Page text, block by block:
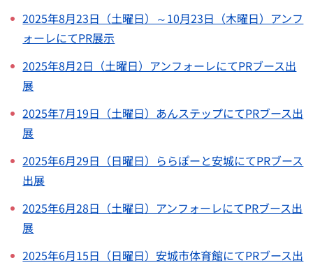
2025年8月23日（土曜日）～10月23日（木曜日）アンフ
ォーレにてPR展示
2025年8月2日（土曜日）アンフォーレにてPRブース出
展
2025年7月19日（土曜日）あんステップにてPRブース出
展
2025年6月29日（日曜日）ららぽーと安城にてPRブース
出展
2025年6月28日（土曜日）アンフォーレにてPRブース出
展
2025年6月15日（日曜日）安城市体育館にてPRブース出